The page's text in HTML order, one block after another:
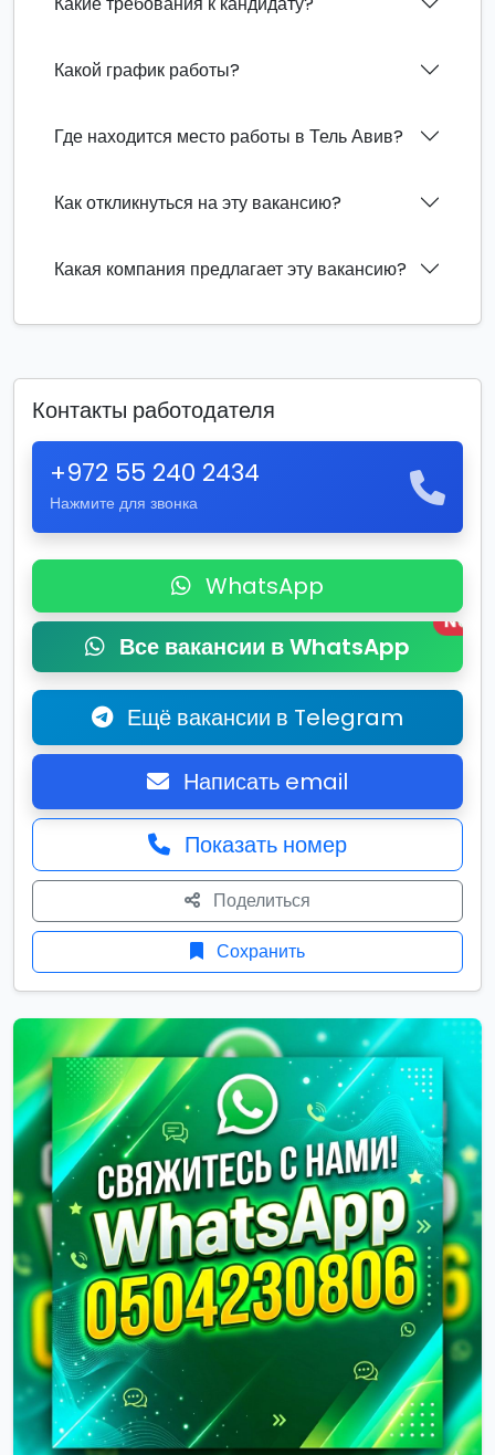
Какой график работы?
Где находится место работы в Тель Авив?
Как откликнуться на эту вакансию?
Какая компания предлагает эту вакансию?
Контакты работодателя
+972 55 240 2434
Нажмите для звонка
WhatsApp
Все вакансии в WhatsApp
New
Ещё вакансии в Telegram
Написать email
Показать номер
Поделиться
Сохранить